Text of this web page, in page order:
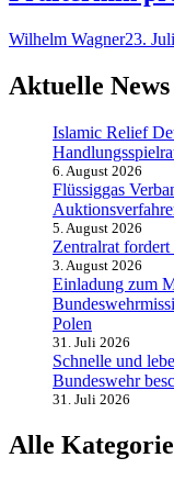
Wilhelm Wagner23.
Aktuelle News
Islamic Relief
6. August 2026
Flüssiggas
5. August 2026
Zentralrat
3. August 2026
Einladung zum
Polen
31. Juli 2026
Schnelle und
Bundeswehr
31. Juli 2026
Alle